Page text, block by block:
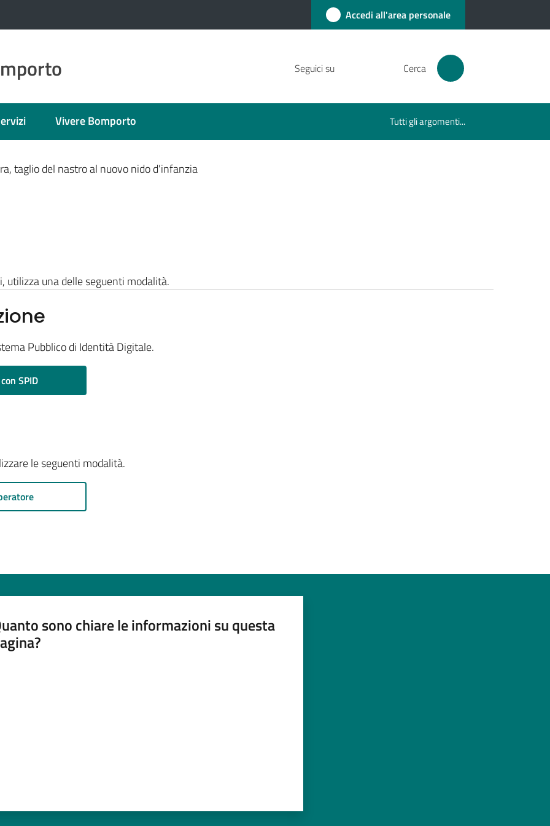
Accedi all'area personale
Seguici su Cerca
Vivere Bomporto Tutti gli argomenti...
taglio del nastro al nuovo nido d'infanzia
utilizza una delle seguenti modalità.
Pubblico di Identità Digitale.
SPID
le seguenti modalità.
sono chiare le informazioni su questa